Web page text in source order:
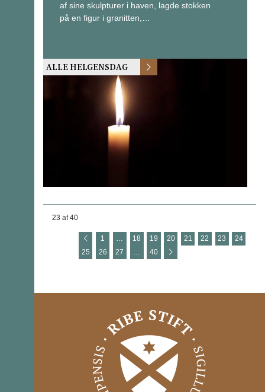
af sine skulpturer i haven, lagde stokken
på en figur i granitten,…
ALLE HELGENSDAG
23 af 40
1 18 19 20 21 22 23
24
25
26 27 40